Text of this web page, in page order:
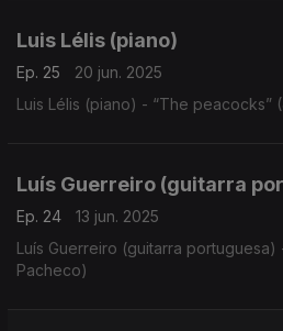
Luis Lélis (piano)
Ep. 25
20 jun. 2025
Luis Lélis (piano) - “The peacocks”
Luís Guerreiro (guitarra
Ep. 24
13 jun. 2025
Luís Guerreiro (guitarra portuguesa)
Pacheco)